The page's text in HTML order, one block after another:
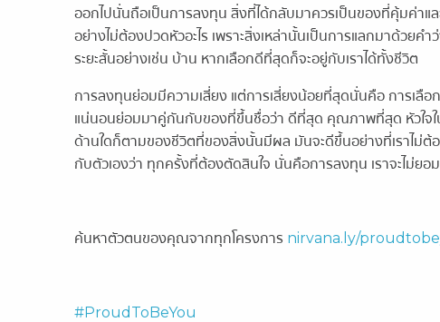
ออกไปนั่นถือเป็นการลงทุน สิ่งที่ได้กลับมาควรเป็นของที่คุ้มค่าแ
อย่างไม่ต้องปวดหัวอะไร เพราะสิ่งเหล่านั้นเป็นการแลกมาด้วยค
ระยะสั้นอย่างเช่น บ้าน หากเลือกดีที่สุดก็จะอยู่กับเราได้ทั้งชีวิต
การลงทุนย่อมมีความเสี่ยง แต่การเสี่ยงน้อยที่สุดนั่นคือ การเลือ
แน่นอนย่อมมาคู่กันกับของที่ขึ้นชื่อว่า ดีที่สุด คุณภาพที่สุด หัวใจใ
ด้านใดก็ตามของชีวิตที่ของสิ่งนั้นมีผล มันจะดีขึ้นอย่างที่เราไม่ต้
กับตัวเองว่า ทุกครั้งที่ต้องตัดสินใจ นั่นคือการลงทุน เราจะไม่ยอ
ค้นหาตัวตนของคุณจากทุกโครงการ nirvana.ly/
#ProudToBeYou